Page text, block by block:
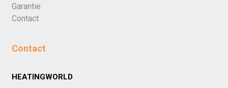
Garantie
Contact
Contact
HEATINGWORLD